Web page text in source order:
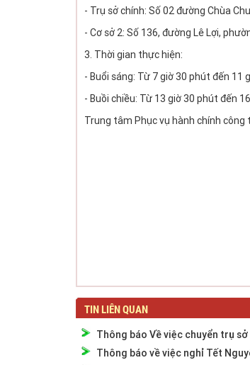
- Trụ sở chính: Số 02 đường Chùa
- Cơ sở 2: Số 136, đường Lê Lợi,
3. Thời gian thực hiện:
- Buổi sáng: Từ 7 giờ 30 phút đến 11
- Buồi chiều: Từ 13 giờ 30 phút đến
Trung tâm Phục vụ hành chính
TIN LIÊN QUAN
Thông báo Về việc chuyển trụ
Thông báo về việc nghỉ Tết